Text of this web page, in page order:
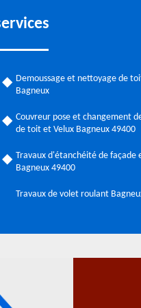
Demoussage et nettoyage de
Bagneux
Couvreur pose et changement
de toit et Velux Bagneux 49400
Travaux d'étanchéité de façade
Bagneux 49400
Travaux de volet roulant